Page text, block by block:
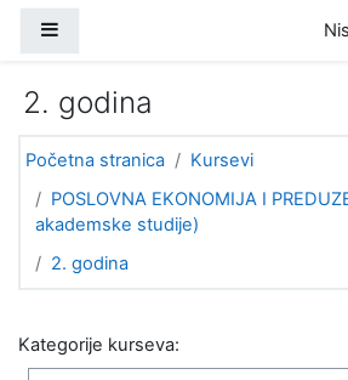
2. godina
Početna stranica
Kursevi
POSLOVNA EKONOMIJA I
akademske studije)
2. godina
Kategorije kurseva: